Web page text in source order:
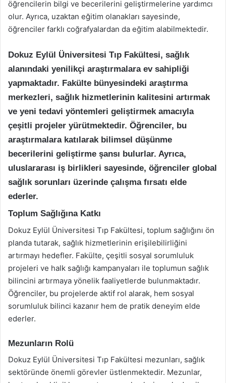
öğrencilerin bilgi ve becerilerini geliştirmelerine yardımcı
olur. Ayrıca, uzaktan eğitim olanakları sayesinde,
öğrenciler farklı coğrafyalardan da eğitim alabilmektedir.
Dokuz Eylül Üniversitesi Tıp Fakültesi, sağlık
alanındaki yenilikçi araştırmalara ev sahipliği
yapmaktadır. Fakülte bünyesindeki araştırma
merkezleri, sağlık hizmetlerinin kalitesini artırmak
ve yeni tedavi yöntemleri geliştirmek amacıyla
çeşitli projeler yürütmektedir. Öğrenciler, bu
araştırmalara katılarak bilimsel düşünme
becerilerini geliştirme şansı bulurlar. Ayrıca,
uluslararası iş birlikleri sayesinde, öğrenciler global
sağlık sorunları üzerinde çalışma fırsatı elde
ederler.
Toplum Sağlığına Katkı
Dokuz Eylül Üniversitesi Tıp Fakültesi, toplum sağlığını ön
planda tutarak, sağlık hizmetlerinin erişilebilirliğini
artırmayı hedefler. Fakülte, çeşitli sosyal sorumluluk
projeleri ve halk sağlığı kampanyaları ile toplumun sağlık
bilincini artırmaya yönelik faaliyetlerde bulunmaktadır.
Öğrenciler, bu projelerde aktif rol alarak, hem sosyal
sorumluluk bilinci kazanır hem de pratik deneyim elde
ederler.
Mezunların Rolü
Dokuz Eylül Üniversitesi Tıp Fakültesi mezunları, sağlık
sektöründe önemli görevler üstlenmektedir. Mezunlar,